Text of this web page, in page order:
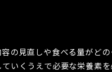
の見直しや食べる量がど
いくうえで必要な栄養素